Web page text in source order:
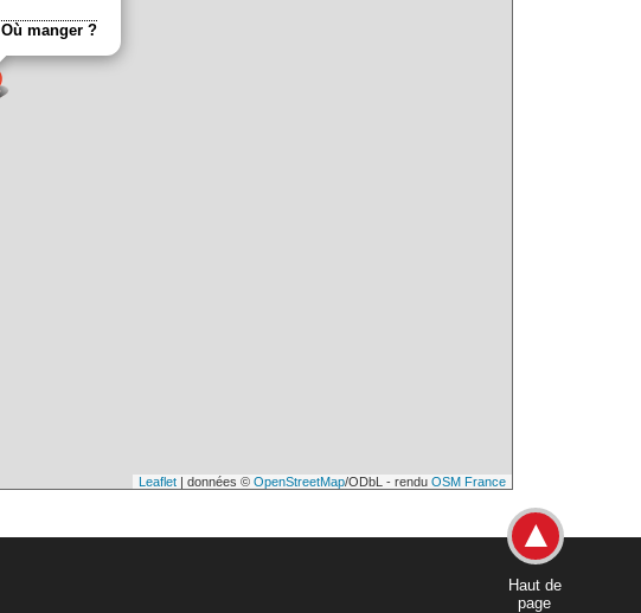
Où manger ?
Leaflet | données © OpenStreetMap/ODbL - rendu OSM France
Haut de
page